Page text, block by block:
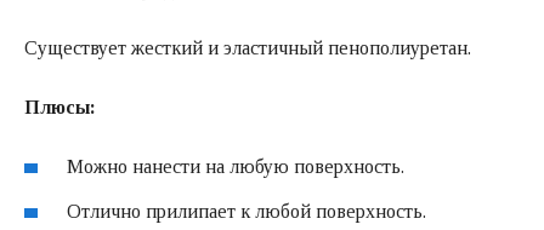
Существует жесткий и эластичный пенополиуретан.
Плюсы:
Можно нанести на любую поверхность.
Отлично прилипает к любой поверхность.